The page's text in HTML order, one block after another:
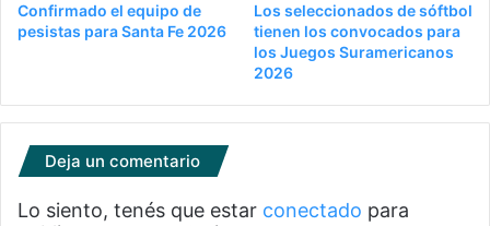
Confirmado el equipo de
pesistas para Santa Fe 2026
Los seleccionados de sóftbol
tienen los convocados para
los Juegos Suramericanos
2026
Deja un comentario
Lo siento, tenés que estar conectado para